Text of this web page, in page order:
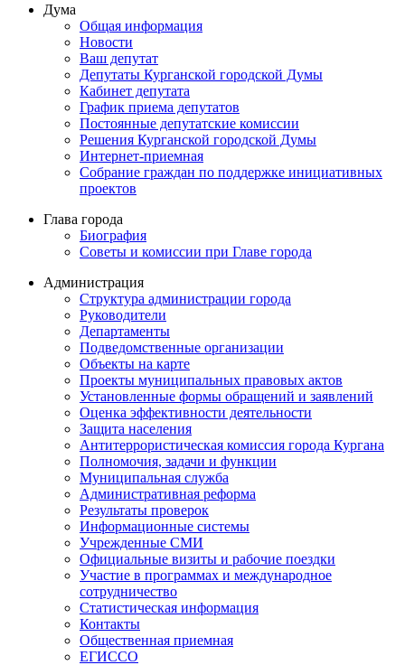
Дума
Общая информация
Новости
Ваш депутат
Депутаты Курганской городской Думы
Кабинет депутата
График приема депутатов
Постоянные депутатские комиссии
Решения Курганской городской Думы
Интернет-приемная
Собрание граждан по поддержке инициативных
проектов
Глава города
Биография
Советы и комиссии при Главе города
Администрация
Структура администрации города
Руководители
Департаменты
Подведомственные организации
Объекты на карте
Проекты муниципальных правовых актов
Установленные формы обращений и заявлений
Оценка эффективности деятельности
Защита населения
Антитеррористическая комиссия города Кургана
Полномочия, задачи и функции
Муниципальная служба
Административная реформа
Результаты проверок
Информационные системы
Учрежденные СМИ
Официальные визиты и рабочие поездки
Участие в программах и международное
сотрудничество
Статистическая информация
Контакты
Общественная приемная
ЕГИССО